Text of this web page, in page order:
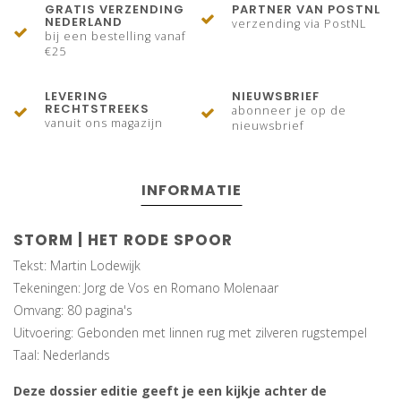
GRATIS VERZENDING
NEDERLAND
bij een bestelling vanaf
€25
PARTNER VAN POSTNL
verzending via PostNL
LEVERING
RECHTSTREEKS
vanuit ons magazijn
NIEUWSBRIEF
abonneer je op de
nieuwsbrief
INFORMATIE
STORM | HET RODE SPOOR
Tekst: Martin Lodewijk
Tekeningen: Jorg de Vos en Romano Molenaar
Omvang: 80 pagina's
Uitvoering: Gebonden met linnen rug met zilveren rugstempel
Taal: Nederlands
Deze dossier editie geeft je een kijkje achter de